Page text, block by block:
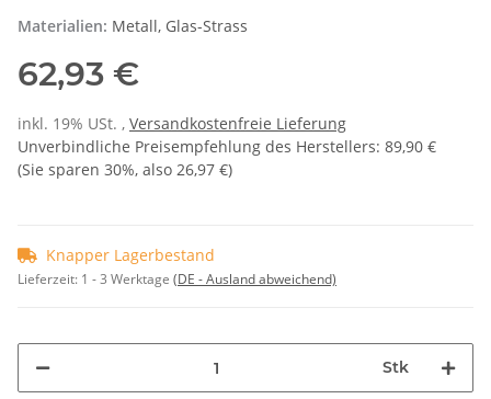
Materialien: Metall, Glas-Strass
62,93 €
inkl. 19% USt. , Versandkostenfreie Lieferung
Unverbindliche Preisempfehlung des Herstellers: 89,90 €
(Sie sparen 30%, also 26,97 €)
Knapper Lagerbestand
Lieferzeit: 1 - 3 Werktage (DE - Ausland abweichend)
Stk